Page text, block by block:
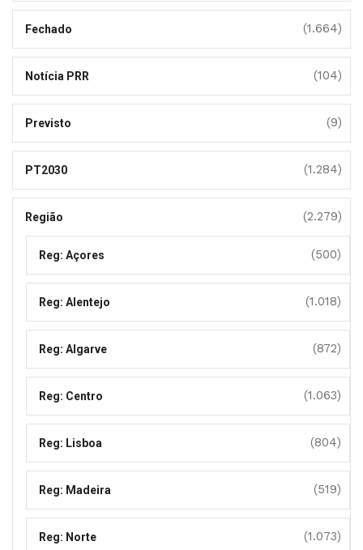
Fechado (1.664)
Notícia PRR (104)
Previsto (9)
PT2030 (1.284)
Região (2.279)
Reg: Açores (500)
Reg: Alentejo (1.018)
Reg: Algarve (872)
Reg: Centro (1.063)
Reg: Lisboa (804)
Reg: Madeira (519)
Reg: Norte (1.073)